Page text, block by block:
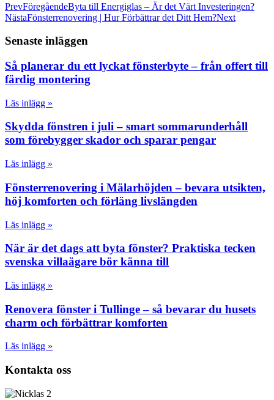
PrevFöregåendeByta till Energiglas – Är det Värt Investeringen?
NästaFönsterrenovering | Hur Förbättrar det Ditt Hem?Next
Senaste inläggen
Så planerar du ett lyckat fönsterbyte – från offert till
färdig montering
Läs inlägg »
Skydda fönstren i juli – smart sommarunderhåll
som förebygger skador och sparar pengar
Läs inlägg »
Fönsterrenovering i Mälarhöjden – bevara utsikten,
höj komforten och förläng livslängden
Läs inlägg »
När är det dags att byta fönster? Praktiska tecken
svenska villaägare bör känna till
Läs inlägg »
Renovera fönster i Tullinge – så bevarar du husets
charm och förbättrar komforten
Läs inlägg »
Kontakta oss